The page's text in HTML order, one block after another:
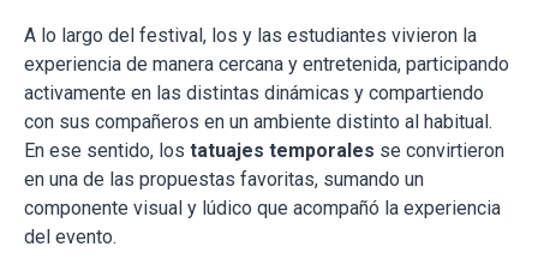
A lo largo del festival, los y las estudiantes vivieron la
experiencia de manera cercana y entretenida, participando
activamente en las distintas dinámicas y compartiendo
con sus compañeros en un ambiente distinto al habitual.
En ese sentido, los tatuajes temporales se convirtieron
en una de las propuestas favoritas, sumando un
componente visual y lúdico que acompañó la experiencia
del evento.